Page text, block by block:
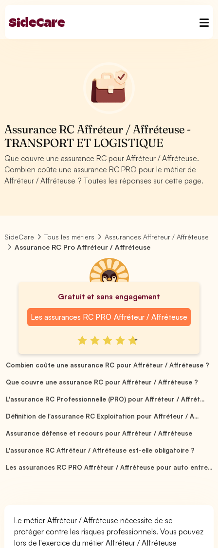
Assurance RC Affréteur / Affréteuse -
TRANSPORT ET LOGISTIQUE
Que couvre une assurance RC pour Affréteur / Affréteuse.
Combien coûte une assurance RC PRO pour le métier de
Affréteur / Affréteuse ? Toutes les réponses sur cette page.
SideCare Tous les métiers
Assurances Affréteur / Affréteuse
Assurance RC Pro Affréteur / Affréteuse
Gratuit et sans engagement
Les assurances RC PRO Affréteur / Affréteuse
Combien coûte une assurance RC pour Affréteur / Affréteuse ?
Que couvre une assurance RC pour Affréteur / Affréteuse ?
L'assurance RC Professionnelle (PRO) pour Affréteur / Affrét...
Définition de l'assurance RC Exploitation pour Affréteur / A...
Assurance défense et recours pour Affréteur / Affréteuse
L'assurance RC Affréteur / Affréteuse est-elle obligatoire ?
Les assurances RC PRO Affréteur / Affréteuse pour auto entre...
Le métier Affréteur / Affréteuse nécessite de se
protéger contre les risques professionnels. Vous pouvez
lors de l'exercice du métier Affréteur / Affréteuse